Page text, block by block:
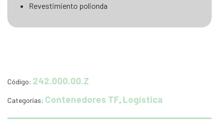
Revestimiento polionda
Código: 242.000.00.Z
Categorías: Contenedores TF, Logística